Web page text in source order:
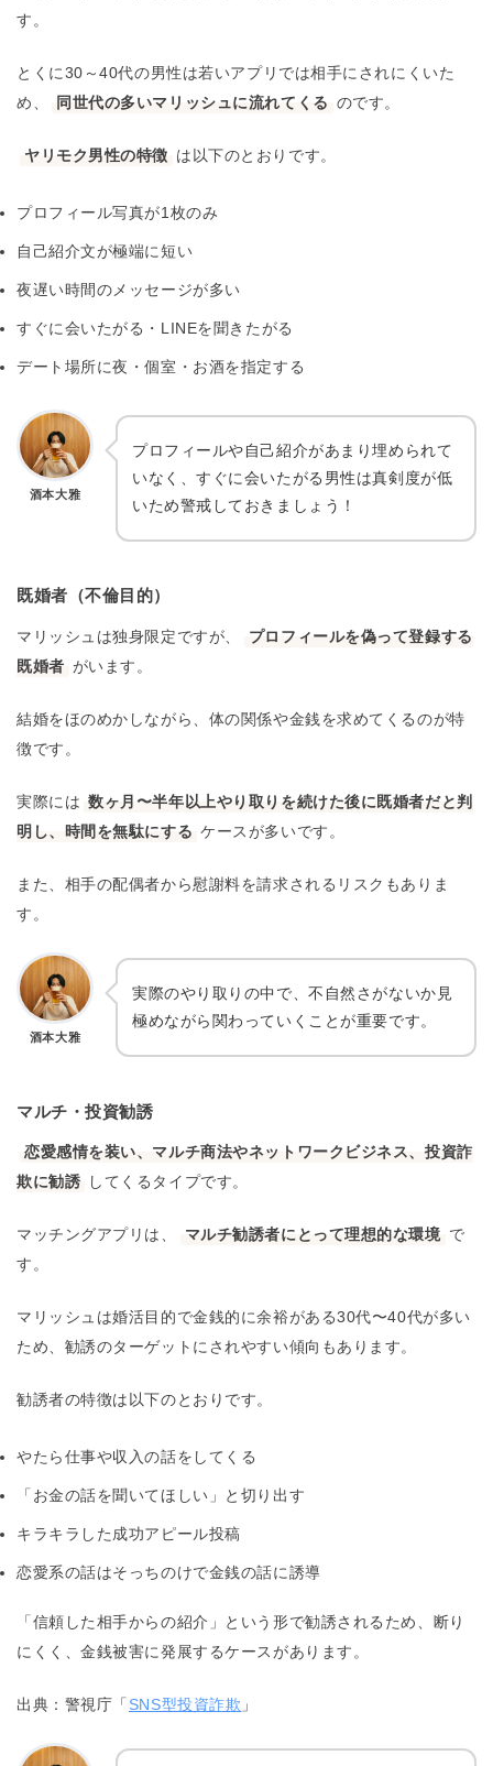
す。
とくに30～40代の男性は若いアプリでは相手にされにくいた
め、
同世代の多いマリッシュに流れてくる のです。
ヤリモク男性の特徴 は以下のとおりです。
プロフィール写真が1枚のみ
自己紹介文が極端に短い
夜遅い時間のメッセージが多い
すぐに会いたがる・LINEを聞きたがる
デート場所に夜・個室・お酒を指定する
酒本大雅
プロフィールや自己紹介があまり埋められて
いなく、すぐに会いたがる男性は真剣度が低
いため警戒しておきましょう！
既婚者（不倫目的）
マリッシュは独身限定ですが、
プロフィールを偽って登録する
既婚者 がいます。
結婚をほのめかしながら、体の関係や金銭を求めてくるのが特
徴です。
実際には 数ヶ月〜半年以上やり取りを続けた後に既婚者だと判
明し、時間を無駄にする ケースが多いです。
また、相手の配偶者から慰謝料を請求されるリスクもありま
す。
酒本大雅
実際のやり取りの中で、不自然さがないか見
極めながら関わっていくことが重要です。
マルチ・投資勧誘
恋愛感情を装い、マルチ商法やネットワークビジネス、投資詐
欺に勧誘
してくるタイプです。
マッチングアプリは、 マルチ勧誘者にとって理想的な環境 で
す。
マリッシュは婚活目的で金銭的に余裕がある30代〜40代が多い
ため、勧誘のターゲットにされやすい傾向もあります。
勧誘者の特徴は以下のとおりです。
やたら仕事や収入の話をしてくる
「お金の話を聞いてほしい」と切り出す
キラキラした成功アピール投稿
恋愛系の話はそっちのけで金銭の話に誘導
「信頼した相手からの紹介」という形で勧誘されるため、断り
にくく、金銭被害に発展するケースがあります。
出典：警視庁「 SNS型投資詐欺 」